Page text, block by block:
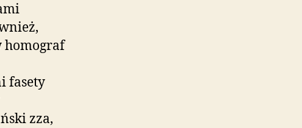
homograf
fasety
zza,